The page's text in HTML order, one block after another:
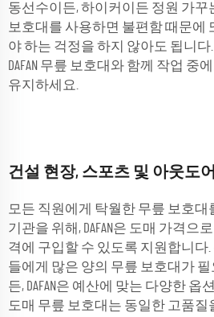
동선수이든, 하이커이든 정원 가꾸
보호대를 사용하면 불편함 때문에
야 하는 걱정을 하지 않아도 됩니다
DAFAN 무릎 보호대와 함께 작업 중
유지하세요.
건설 현장, 스포츠 및 아웃도
모든 직원에게 탁월한 무릎 보호대
기관을 위해, DAFAN은 도매 가격으
격에 구입할 수 있도록 지원합니다
들에게 많은 양의 무릎 보호대가 필
든, DAFAN은 예산에 맞는 다양한 옵
도매 무릎 보호대는 동일한 고품